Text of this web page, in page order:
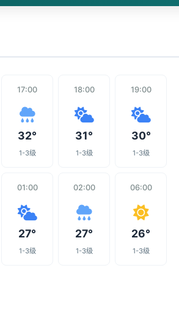
17:00
32°
1-3级
18:00
31°
1-3级
19:00
30°
1-3级
01:00
27°
1-3级
02:00
27°
1-3级
06:00
26°
1-3级